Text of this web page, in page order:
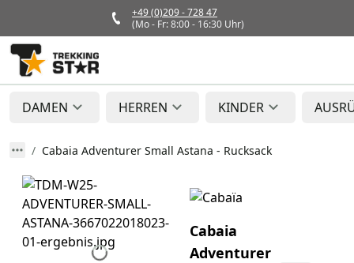
+49 (0)209 - 728 47
(Mo - Fr: 8:00 - 16:30 Uhr)
DAMEN HERREN KINDER
Cabaia Adventurer Small Astana - Rucksack
Cabaia
Adventurer